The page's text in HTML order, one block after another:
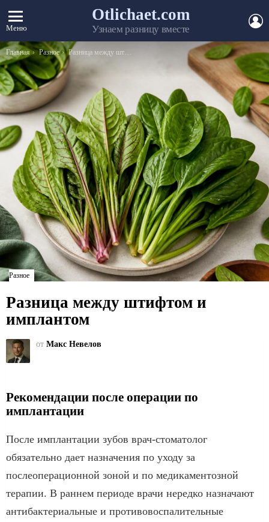
Меню
Otlichaet.com
Узнаем разницу вместе
Вы здесь:
Главная Разное Разница между штифтом и имплантом
Разное
Разница между штифтом и
имплантом
от Макс Невелов
Рекомендации после операции по
имплантации
После имплантации зубов врач-стоматолог
обязательно дает назначения по уходу за
послеоперационной зоной и по медикаментозной
терапии. В раннем периоде врачи нередко назначают
антибактериальные и противовоспалительные